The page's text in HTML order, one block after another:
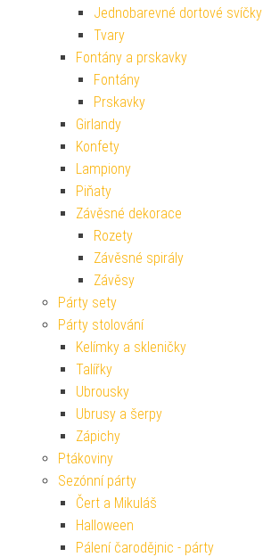
Jednobarevné dortové svíčky
Tvary
Fontány a prskavky
Fontány
Prskavky
Girlandy
Konfety
Lampiony
Piňaty
Závěsné dekorace
Rozety
Závěsné spirály
Závěsy
Párty sety
Párty stolování
Kelímky a skleničky
Talířky
Ubrousky
Ubrusy a šerpy
Zápichy
Ptákoviny
Sezónní párty
Čert a Mikuláš
Halloween
Pálení čarodějnic - párty